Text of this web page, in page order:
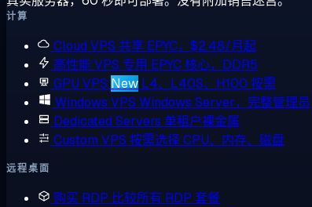
计算
Cloud VPS 共享 EPYC，$2.48/月起
高性能 VPS 专用 EPYC 核心，DDR5
GPU VPS New L4、L40S、H100 按需
Windows VPS Windows Server，完整管理员
Dedicated Servers 单租户裸金属
Custom VPS 按需选择 CPU、内存、磁盘
远程桌面
购买 RDP 比较所有 RDP 套餐